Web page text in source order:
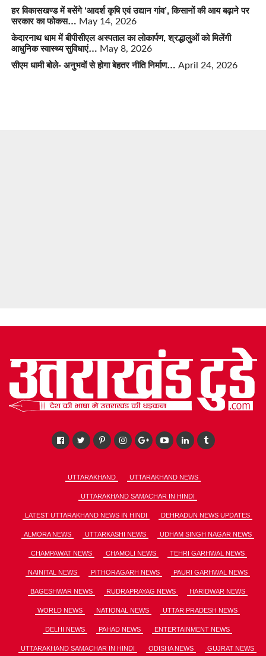
हर विकासखण्ड में बसेंगे ‘आदर्श कृषि एवं उद्यान गांव’, किसानों की आय बढ़ाने पर
सरकार का फोकस… May 14, 2026
केदारनाथ धाम में बीपीसीएल अस्पताल का लोकार्पण, श्रद्धालुओं को मिलेंगी
आधुनिक स्वास्थ्य सुविधाएं… May 8, 2026
सीएम धामी बोले- अनुभवों से होगा बेहतर नीति निर्माण… April 24, 2026
UTTARAKHAND UTTARAKHAND NEWS
UTTARAKHAND SAMACHAR IN HINDI
LATEST UTTARAKHAND NEWS IN HINDI DEHRADUN NEWS UPDATES
ALMORA NEWS UTTARKASHI NEWS UDHAM SINGH NAGAR NEWS
CHAMPAWAT NEWS CHAMOLI NEWS TEHRI GARHWAL NEWS
NAINITAL NEWS PITHORAGARH NEWS PAURI GARHWAL NEWS
BAGESHWAR NEWS RUDRAPRAYAG NEWS HARIDWAR NEWS
WORLD NEWS NATIONAL NEWS UTTAR PRADESH NEWS
DELHI NEWS PAHAD NEWS ENTERTAINMENT NEWS
UTTARAKHAND SAMACHAR IN HINDI ODISHA NEWS GUJRAT NEWS